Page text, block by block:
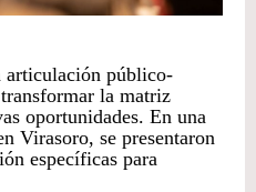
articulación público-
la matriz
oportunidades. En una
Virasoro, se presentaron
específicas para